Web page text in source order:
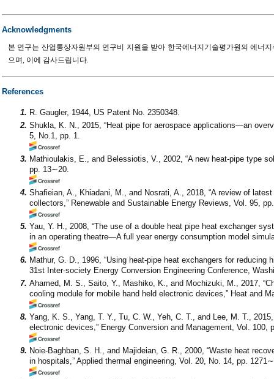
Acknowledgments
본 연구는 산업통상자원부의 연구비 지원을 받아 한국에너지기술평가원의 에너
으며, 이에 감사드립니다.
References
1. R. Gaugler, 1944, US Patent No. 2350348.
2. Shukla, K. N., 2015, “Heat pipe for aerospace applications—an
5, No.1, pp. 1.
3. Mathioulakis, E., and Belessiotis, V., 2002, “A new heat-pipe type
pp. 13∼20.
4. Shafieian, A., Khiadani, M., and Nosrati, A., 2018, “A review of
collectors,” Renewable and Sustainable Energy Reviews, Vol. 95,
5. Yau, Y. H., 2008, “The use of a double heat pipe heat exchanger
in an operating theatre—A full year energy consumption model
6. Mathur, G. D., 1996, “Using heat-pipe heat exchangers for
31st Inter-society Energy Conversion Engineering Conference,
7. Ahamed, M. S., Saito, Y., Mashiko, K., and Mochizuki, M., 2017,
cooling module for mobile hand held electronic devices,” Heat and
8. Yang, K. S., Yang, T. Y., Tu, C. W., Yeh, C. T., and Lee, M. T.,
electronic devices,” Energy Conversion and Management, Vol. 100,
9. Noie-Baghban, S. H., and Majideian, G. R., 2000, “Waste heat
in hospitals,” Applied thermal engineering, Vol. 20, No. 14, pp.